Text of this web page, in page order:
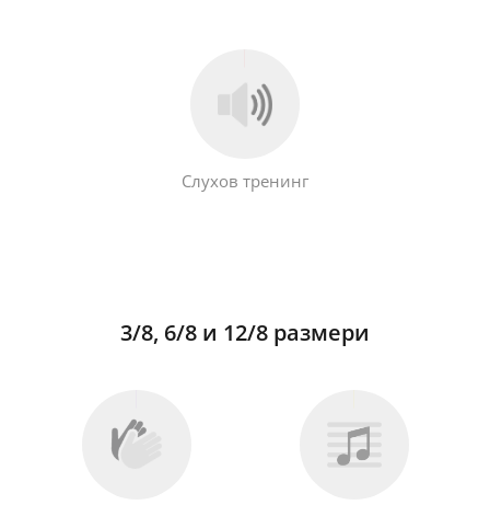
Слухов тренинг
3/8, 6/8 и 12/8 размери